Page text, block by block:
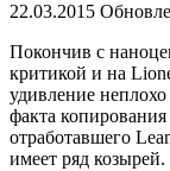
22.03.2015
Покончив с
критикой и на
удивление
факта
отработавшего
имеет ряд козырей.